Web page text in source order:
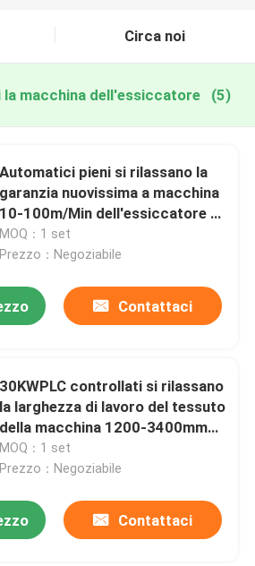
Circa noi
la macchina dell'essiccatore (5)
Automatici pieni si rilassano la
garanzia nuovissima a macchina
10-100m/Min dell'essiccatore 1
anno
MOQ：1 set
Prezzo：Negoziabile
Contattaci
30KWPLC controllati si rilassano
la larghezza di lavoro del tessuto
della macchina 1200-3400mm
dell'essiccatore
MOQ：1 set
Prezzo：Negoziabile
Contattaci